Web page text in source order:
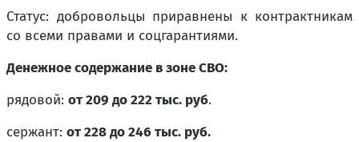
Статус: добровольцы приравнены к контрактникам
со всеми правами и соцгарантиями.
Денежное содержание в зоне СВО:
рядовой: от 209 до 222 тыс. руб.
сержант: от 228 до 246 тыс. руб.